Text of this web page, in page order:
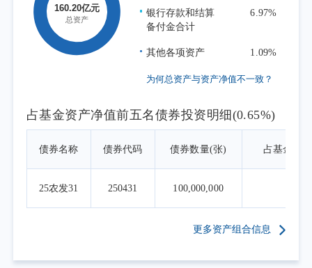
政策优化，港股科技公司有望持续良性健康发
展。在全球新能源、信息科技等产业快速发展
的背景下，恒生科技指数产品将为境内投资者
本报告期为本基金的正常运作期，本基金
在投资运作过程中严格遵守基金合同，坚持既
定的指数化投资策略，依据基金申赎变动等情
况进行日常组合管理，力求跟踪误差最小化。
截至报告期末，本基金A类基金份额净值
为1.0699元，本报告期份额净值增长率
为-4.78%，同期业绩比较基准收益率
告期份额净值增长率为-4.85%，同期业绩比较
银行存款和结算
备付金合计
6.97%
其他各项资产 1.09%
为何总资产与资产净值不一致？
占基金资产净值前五名债券投资明细(0.65%)
债券名称 债券代码 债券数量(张) 占基金资
25农发31 250431 100,000,000
更多资产组合信息